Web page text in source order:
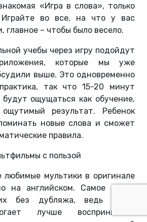
«Игра в слова», только
Играйте во все, на что у вас
главное – чтобы было весело.
учебы через игру подойдут
которые мы уже
выше. Это одновременно
так что 15-20 минут
ощущаться как обучение,
результат. Ребенок
новые слова и сможет
правила.
с пользой
любимые мультики в оригинале
на английском. Самое время
без дубляжа, ведь такая
лучше воспринимать